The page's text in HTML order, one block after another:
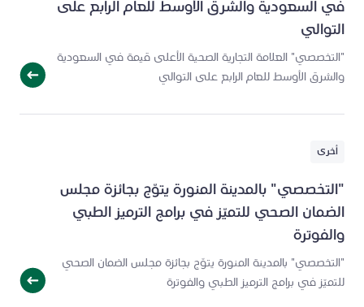
في السعودية والشرق الأوسط للعام الرابع على
التوالي
"التخصصي" العلامة التجارية الصحية الأعلى قيمة في السعودية
والشرق الأوسط للعام الرابع على التوالي
أخرى
"التخصصي" بالمدينة المنورة يتوّج بجائزة مجلس
الضمان الصحي للتميّز في برامج الترميز الطبي
والفوترة
"التخصصي" بالمدينة المنورة يتوّج بجائزة مجلس الضمان الصحي
للتميّز في برامج الترميز الطبي والفوترة